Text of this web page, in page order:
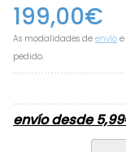
199,00€
As modalidades de envío
pedido.
envío desde5,99